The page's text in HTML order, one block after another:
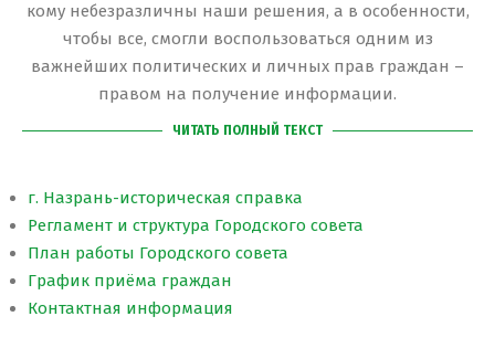
кому небезразличны наши решения, а в особенности,
чтобы все, смогли воспользоваться одним из
важнейших политических и личных прав граждан –
правом на получение информации.
ЧИТАТЬ ПОЛНЫЙ ТЕКСТ
г. Назрань-историческая справка
Регламент и структура Городского совета
План работы Городского совета
График приёма граждан
Контактная информация